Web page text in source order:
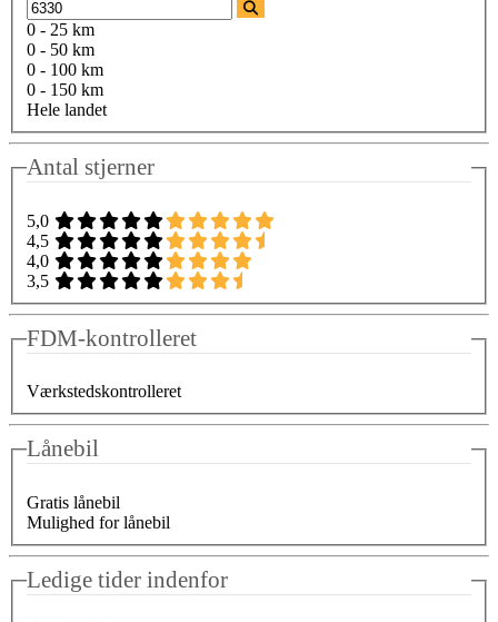
0 - 25 km
0 - 50 km
0 - 100 km
0 - 150 km
Hele landet
Antal stjerner
5,0
4,5
4,0
3,5
FDM-kontrolleret
Værkstedskontrolleret
Lånebil
Gratis lånebil
Mulighed for lånebil
Ledige tider indenfor